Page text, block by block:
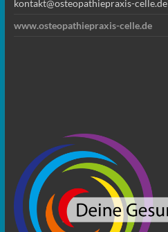
kontakt@osteopathiepraxis-celle.de
www.osteopathiepraxis-celle.de